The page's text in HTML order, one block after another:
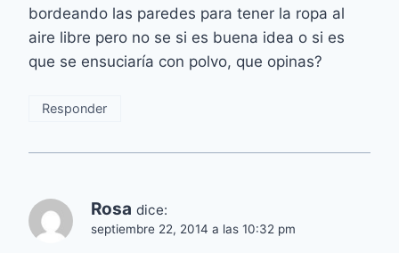
bordeando las paredes para tener la ropa al
aire libre pero no se si es buena idea o si es
que se ensuciaría con polvo, que opinas?
Responder
Rosa dice:
septiembre 22, 2014 a las 10:32 pm